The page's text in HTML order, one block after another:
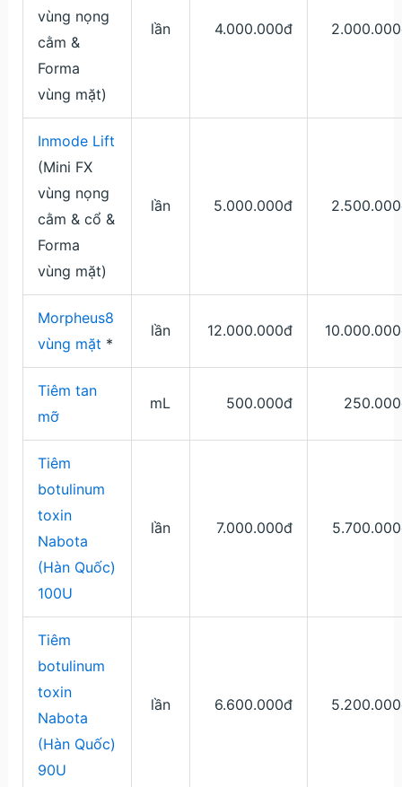
vùng nọng
cằm &
Forma
vùng mặt)
lần 4.000.000đ
Inmode Lift
(Mini FX
vùng nọng
cằm & cổ &
Forma
vùng mặt)
lần 5.000.000đ
Morpheus8
vùng mặt *
lần 12.000.000đ
Tiêm tan
mỡ
mL 500.000đ
Tiêm
botulinum
toxin
Nabota
(Hàn Quốc)
100U
lần 7.000.000đ
Tiêm
botulinum
toxin
Nabota
(Hàn Quốc)
90U
lần 6.600.000đ